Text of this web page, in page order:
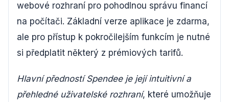
webové rozhraní pro pohodlnou správu financí
na počítači. Základní verze aplikace je zdarma,
ale pro přístup k pokročilejším funkcím je nutné
si předplatit některý z prémiových tarifů.
Hlavní předností Spendee je její intuitivní a
přehledné uživatelské rozhraní, které umožňuje